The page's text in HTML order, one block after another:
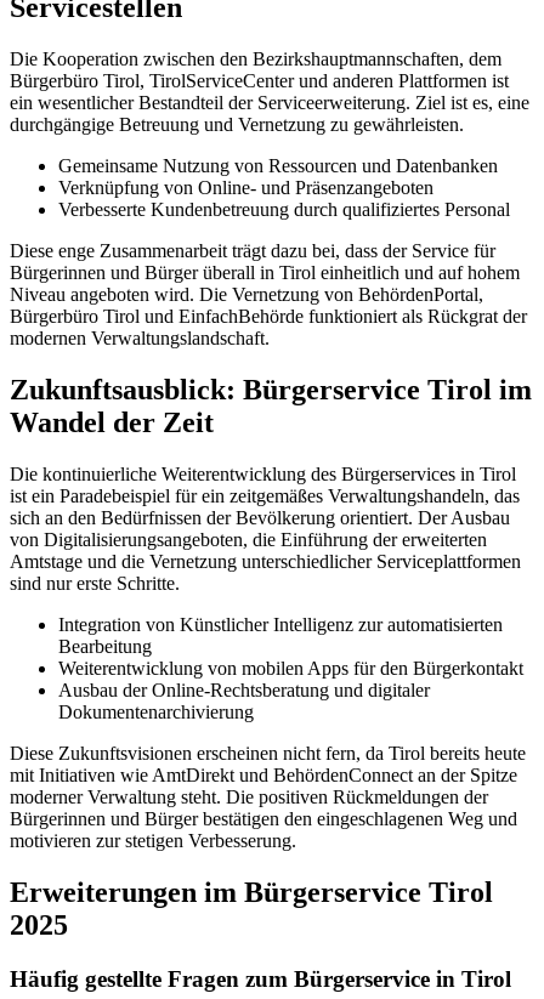
Servicestellen
Die Kooperation zwischen den Bezirkshauptmannschaften, dem
Bürgerbüro Tirol, TirolServiceCenter und anderen Plattformen ist
ein wesentlicher Bestandteil der Serviceerweiterung. Ziel ist es, eine
durchgängige Betreuung und Vernetzung zu gewährleisten.
Gemeinsame Nutzung von Ressourcen und Datenbanken
Verknüpfung von Online- und Präsenzangeboten
Verbesserte Kundenbetreuung durch qualifiziertes Personal
Diese enge Zusammenarbeit trägt dazu bei, dass der Service für
Bürgerinnen und Bürger überall in Tirol einheitlich und auf hohem
Niveau angeboten wird. Die Vernetzung von BehördenPortal,
Bürgerbüro Tirol und EinfachBehörde funktioniert als Rückgrat der
modernen Verwaltungslandschaft.
Zukunftsausblick: Bürgerservice Tirol im
Wandel der Zeit
Die kontinuierliche Weiterentwicklung des Bürgerservices in Tirol
ist ein Paradebeispiel für ein zeitgemäßes Verwaltungshandeln, das
sich an den Bedürfnissen der Bevölkerung orientiert. Der Ausbau
von Digitalisierungsangeboten, die Einführung der erweiterten
Amtstage und die Vernetzung unterschiedlicher Serviceplattformen
sind nur erste Schritte.
Integration von Künstlicher Intelligenz zur automatisierten
Bearbeitung
Weiterentwicklung von mobilen Apps für den Bürgerkontakt
Ausbau der Online-Rechtsberatung und digitaler
Dokumentenarchivierung
Diese Zukunftsvisionen erscheinen nicht fern, da Tirol bereits heute
mit Initiativen wie AmtDirekt und BehördenConnect an der Spitze
moderner Verwaltung steht. Die positiven Rückmeldungen der
Bürgerinnen und Bürger bestätigen den eingeschlagenen Weg und
motivieren zur stetigen Verbesserung.
Erweiterungen im Bürgerservice Tirol
2025
Häufig gestellte Fragen zum Bürgerservice in Tirol